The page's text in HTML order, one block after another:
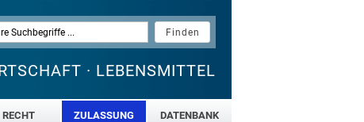
· LEBENSMITTEL
RECHT ZULASSUNG DATENBANK